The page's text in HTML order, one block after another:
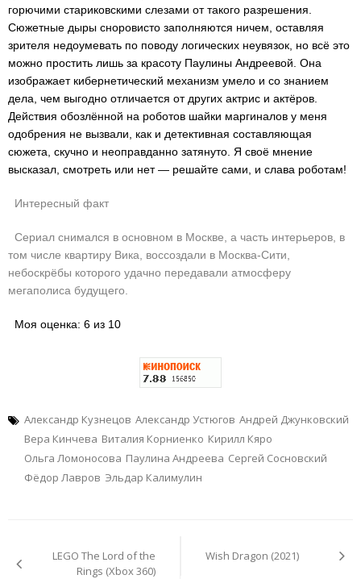
горючими стариковскими слезами от такого разрешения.
Сюжетные дыры сноровисто заполняются ничем, оставляя
зрителя недоумевать по поводу логических неувязок, но всё это
можно простить лишь за красоту Паулины Андреевой. Она
изображает кибернетический механизм умело и со знанием
дела, чем выгодно отличается от других актрис и актёров.
Действия обозлённой на роботов шайки маргиналов у меня
одобрения не вызвали, как и детективная составляющая
сюжета, скучно и неоправданно затянуто. Я своё мнение
высказал, смотреть или нет — решайте сами, и слава роботам!
Интересный факт
Сериал снимался в основном в Москве, а часть интерьеров, в
том числе квартиру Вика, воссоздали в Москва-Сити,
небоскрёбы которого удачно передавали атмосферу
мегаполиса будущего.
Моя оценка: 6 из 10
Александр Кузнецов Александр Устюгов Андрей Джунковский
Вера Кинчева Виталия Корниенко Кирилл Кяро
Ольга Ломоносова Паулина Андреева Сергей Сосновский
Фёдор Лавров Эльдар Калимулин
записямLEGO The Lord of the
Rings (Xbox 360)
Wish Dragon (2021)